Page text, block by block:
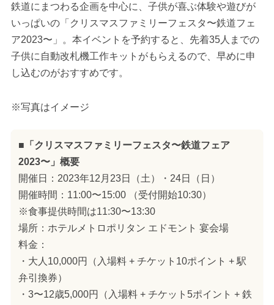
鉄道にまつわる企画を中心に、子供が喜ぶ体験や遊びが
いっぱいの「クリスマスファミリーフェスタ〜鉄道フェ
ア2023〜」。本イベントを予約すると、先着35人までの
子供に自動改札機工作キットがもらえるので、早めに申
し込むのがおすすめです。
※写真はイメージ
■「クリスマスファミリーフェスタ〜鉄道フェア
2023〜」概要
開催日：2023年12月23日（土）・24日（日）
開催時間：11:00〜15:00 （受付開始10:30）
※食事提供時間は11:30〜13:30
場所：ホテルメトロポリタン エドモント 宴会場
料金：
・大人10,000円（入場料 + チケット10ポイント + 駅
弁引換券）
・3〜12歳5,000円（入場料 + チケット5ポイント + 鉄